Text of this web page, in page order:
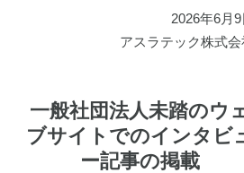
2026年6月9
アスラテック株式会
一般社団法人未踏のウ
ブサイトでのインタビ
ー記事の掲載